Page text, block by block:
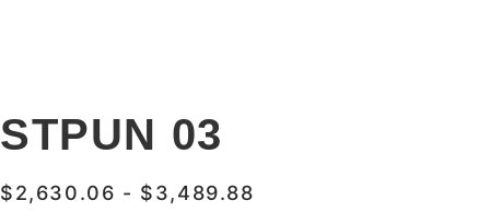
STPUN 03
$2,630.06 - $3,489.88